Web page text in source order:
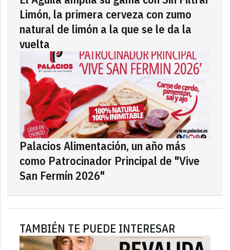
Limón, la primera cerveza con zumo
natural de limón a la que se le da la
vuelta
Palacios Alimentación, un año más
como Patrocinador Principal de "Vive
San Fermín 2026"
TAMBIÉN TE PUEDE INTERESAR